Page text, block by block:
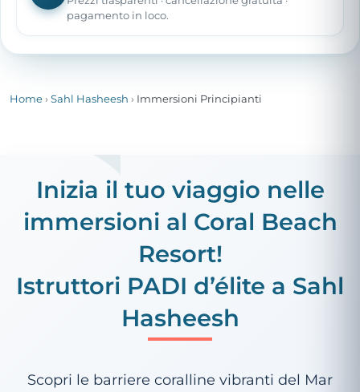
pagamento in loco.
Home › Sahl Hasheesh › Immersioni Principianti
Inizia il tuo viaggio nelle
immersioni al Coral Beach
Resort!
Istruttori PADI d’élite a Sahl
Hasheesh
Scopri le barriere coralline vibranti del Mar